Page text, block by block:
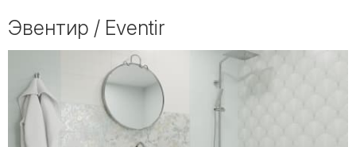
Эвентир / Eventir